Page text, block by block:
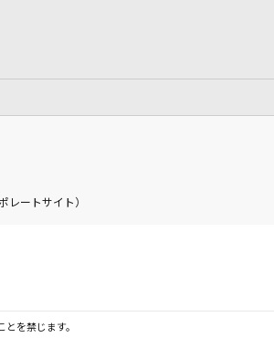
レートサイト）
を禁じます。